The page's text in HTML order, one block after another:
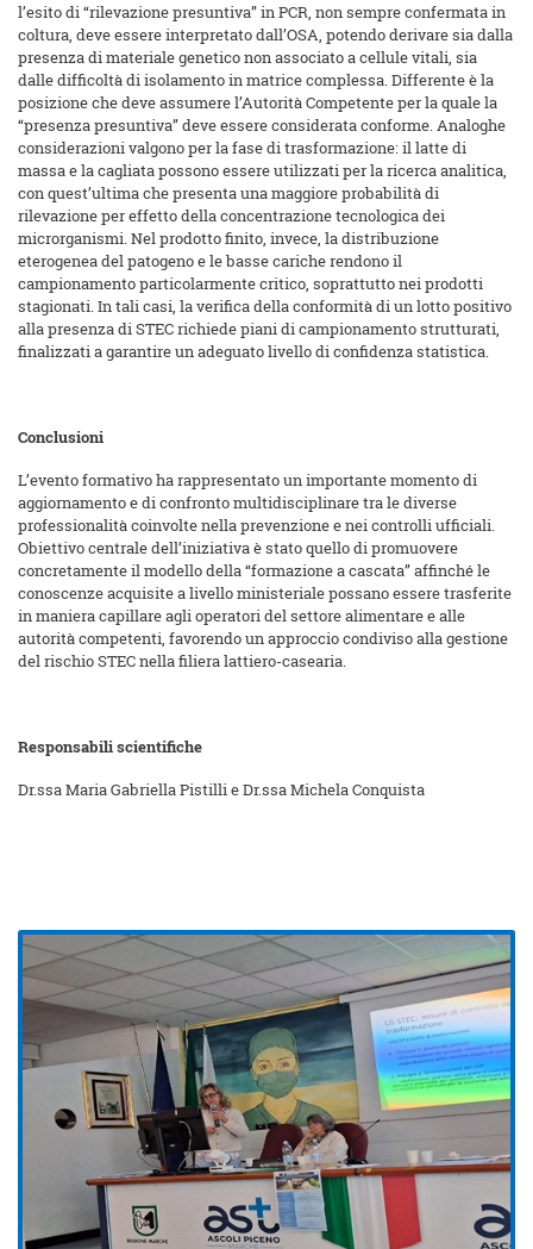
l’esito di “rilevazione presuntiva” in PCR, non sempre confermata in
coltura, deve essere interpretato dall’OSA, potendo derivare sia dalla
presenza di materiale genetico non associato a cellule vitali, sia
dalle difficoltà di isolamento in matrice complessa. Differente è la
posizione che deve assumere l’Autorità Competente per la quale la
“presenza presuntiva” deve essere considerata conforme. Analoghe
considerazioni valgono per la fase di trasformazione: il latte di
massa e la cagliata possono essere utilizzati per la ricerca analitica,
con quest’ultima che presenta una maggiore probabilità di
rilevazione per effetto della concentrazione tecnologica dei
microrganismi. Nel prodotto finito, invece, la distribuzione
eterogenea del patogeno e le basse cariche rendono il
campionamento particolarmente critico, soprattutto nei prodotti
stagionati. In tali casi, la verifica della conformità di un lotto positivo
alla presenza di STEC richiede piani di campionamento strutturati,
finalizzati a garantire un adeguato livello di confidenza statistica.
Conclusioni
L’evento formativo ha rappresentato un importante momento di
aggiornamento e di confronto multidisciplinare tra le diverse
professionalità coinvolte nella prevenzione e nei controlli ufficiali.
Obiettivo centrale dell’iniziativa è stato quello di promuovere
concretamente il modello della “formazione a cascata” affinché le
conoscenze acquisite a livello ministeriale possano essere trasferite
in maniera capillare agli operatori del settore alimentare e alle
autorità competenti, favorendo un approccio condiviso alla gestione
del rischio STEC nella filiera lattiero-casearia.
Responsabili scientifiche
Dr.ssa Maria Gabriella Pistilli e Dr.ssa Michela Conquista